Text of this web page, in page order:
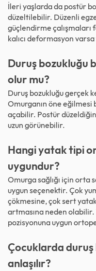
İleri yaşlarda da postür
düzeltilebilir. Düzenli
güçlendirme çalışmaları
kalıcı deformasyon
Duruş bozukluğu
olur mu?
Duruş bozukluğu gerçek
Omurganın öne eğilmesi
açabilir. Postür
uzun görünebilir.
Hangi yatak tipi
uygundur?
Omurga sağlığı için
uygun seçenektir. Çok
çökmesine, çok sert
artmasına neden olabilir.
pozisyonuna uygun
Çocuklarda duruş
anlaşılır?